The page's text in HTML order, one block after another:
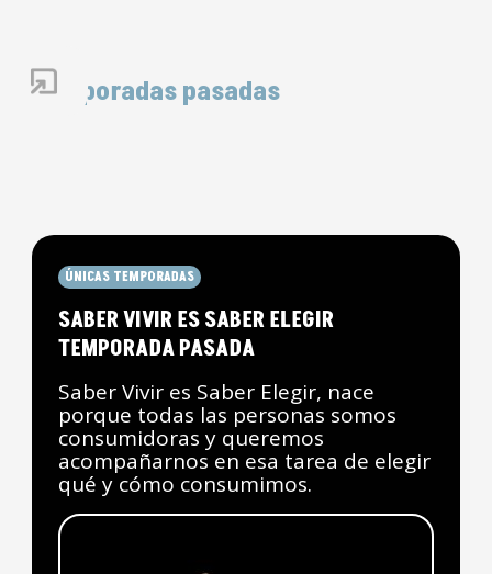
Temporadas pasadas
ÚNICAS TEMPORADAS
SABER VIVIR ES SABER ELEGIR
TEMPORADA PASADA
Saber Vivir es Saber Elegir, nace
porque todas las personas somos
consumidoras y queremos
acompañarnos en esa tarea de elegir
qué y cómo consumimos.